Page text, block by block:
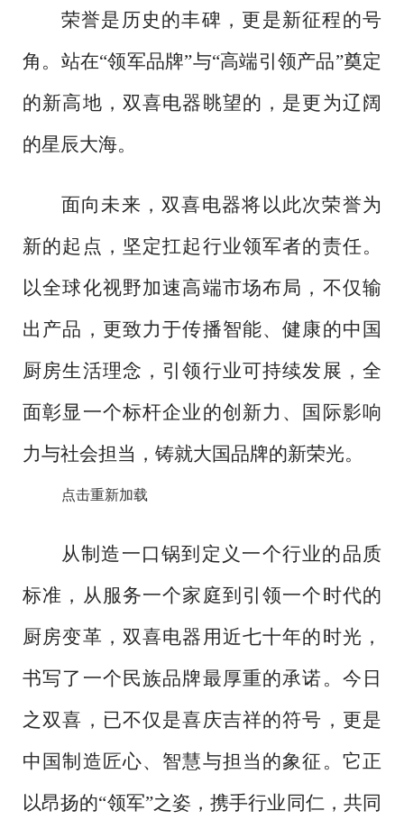
荣誉是历史的丰碑，更是新征程的号
角。站在“领军品牌”与“高端引领产品”奠定
的新高地，双喜电器眺望的，是更为辽阔
的星辰大海。
面向未来，双喜电器将以此次荣誉为
新的起点，坚定扛起行业领军者的责任。
以全球化视野加速高端市场布局，不仅输
出产品，更致力于传播智能、健康的中国
厨房生活理念，引领行业可持续发展，全
面彰显一个标杆企业的创新力、国际影响
力与社会担当，铸就大国品牌的新荣光。
点击重新加载
从制造一口锅到定义一个行业的品质
标准，从服务一个家庭到引领一个时代的
厨房变革，双喜电器用近七十年的时光，
书写了一个民族品牌最厚重的承诺。今日
之双喜，已不仅是喜庆吉祥的符号，更是
中国制造匠心、智慧与担当的象征。它正
以昂扬的“领军”之姿，携手行业同仁，共同